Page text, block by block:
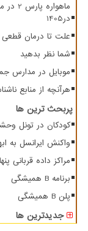
در1405
علت تا درمان
شما نظر بدهید
موبایل در مدارس
هرآنچه از منابع
پربحث ترین ها
کودکان در تونل
واکنش ایرانسل به
مراکز داده قربانی
برنامه B همیشگی
پلن B همیشگی
جدیدترین ها